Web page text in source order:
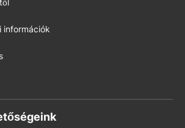
információk